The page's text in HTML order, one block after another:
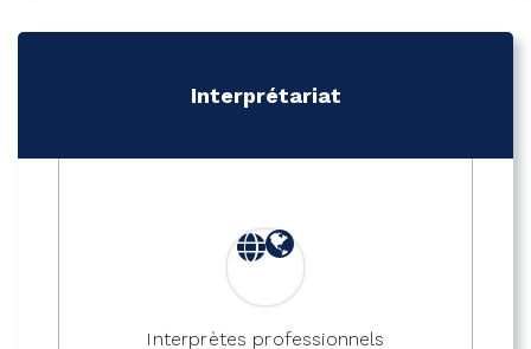
Interprétariat
Interprètes professionnels